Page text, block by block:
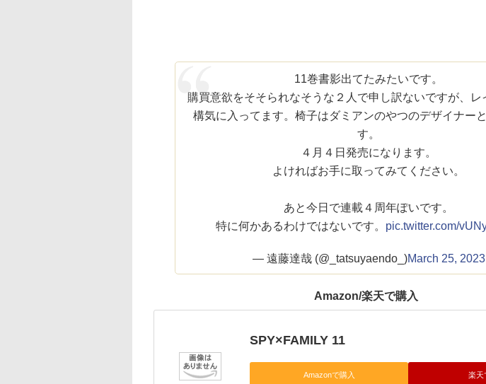
11巻書影出てたみたいです。
購買意欲をそそられなそうな２人で申し訳ないですが、レ
構気に入ってます。椅子はダミアンのやつのデザイナー
す。
４月４日発売になります。
よければお手に取ってみてください。
あと今日で連載４周年ぽいです。
特に何かあるわけではないです。 pic.twitter.com/
— 遠藤達哉 (@_tatsuyaendo_)March 25, 2023
Amazon/楽天で購入
SPY×FAMILY 11
Amazonで購入 楽天